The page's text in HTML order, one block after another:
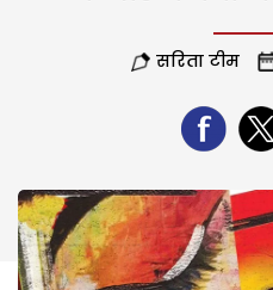
सरिता टीम